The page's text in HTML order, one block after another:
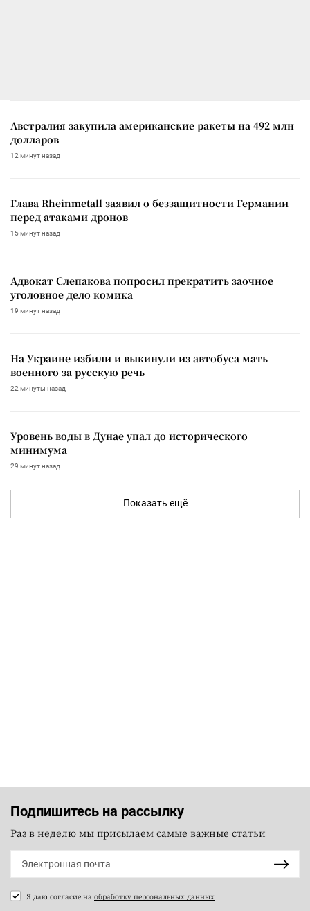
Австралия закупила американские ракеты на 492 млн
долларов
12 минут назад
Глава Rheinmetall заявил о беззащитности Германии
перед атаками дронов
15 минут назад
Адвокат Слепакова попросил прекратить заочное
уголовное дело комика
19 минут назад
На Украине избили и выкинули из автобуса мать
военного за русскую речь
22 минуты назад
Уровень воды в Дунае упал до исторического
минимума
29 минут назад
Показать ещё
Подпишитесь на рассылку
Раз в неделю мы присылаем самые важные статьи
Я даю согласие на обработку персональных данных